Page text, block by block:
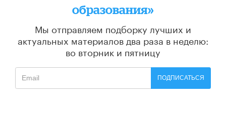
образования»
Мы отправляем подборку лучших и
актуальных материалов два раза в неделю:
во вторник и пятницу
ПОДПИСАТЬСЯ